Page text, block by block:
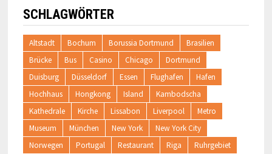
SCHLAGWÖRTER
Altstadt Bochum Borussia Dortmund
Brasilien
Brücke
Bus Casino Chicago
Dortmund
Duisburg
Düsseldorf Essen Flughafen
Hafen
Hochhaus
Hongkong Island
Kambodscha
Kathedrale
Kirche Lissabon Liverpool
Metro
Museum
München New York
New York City
Norwegen
Portugal Restaurant Riga Ruhrgebiet